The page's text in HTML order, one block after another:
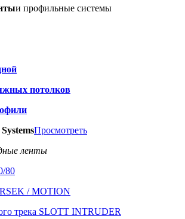
и профильные системы
потолков
Просмотреть
ленты
80
/ MOTION
трека SLOTT INTRUDER